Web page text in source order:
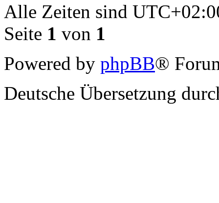
Alle Zeiten sind
Seite 1 von 1
Powered by phpBB®
Deutsche Übersetzung